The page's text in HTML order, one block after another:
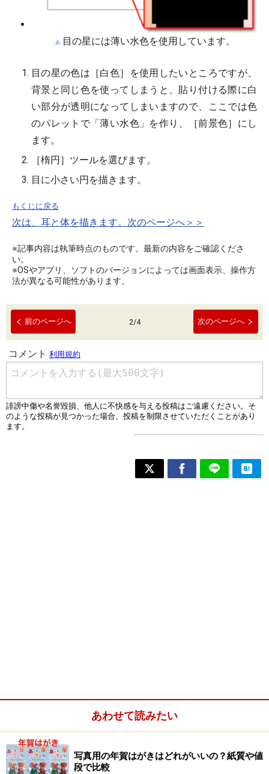
▲ 目の星には薄い水色を使用しています。
目の星の色は［白色］を使用したいところですが、
背景と同じ色を使ってしまうと、貼り付ける際に白
い部分が透明になってしまいますので、ここでは色
のパレットで「薄い水色」を作り、［前景色］にし
ます。
［楕円］ツールを選びます。
目に小さい円を描きます。
もくじに戻る
次は、耳と体を描きます。次のページへ＞＞
※記事内容は執筆時点のものです。最新の内容をご確認くださ
い。
※OSやアプリ、ソフトのバージョンによっては画面表示、操作方
法が異なる可能性があります。
前のページへ 2/4 次のページへ
あわせて読みたい
写真用の年賀はがきはどれがいいの？紙質や値
段で比較